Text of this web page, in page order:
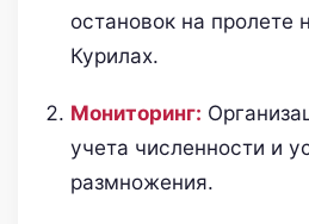
остановок на пролете
Курилах.
Мониторинг:
учета численности и
размножения.